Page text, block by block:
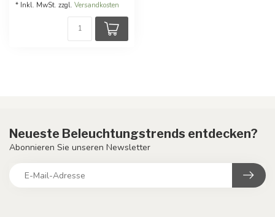
* Inkl. MwSt. zzgl. Versandkosten
Neueste Beleuchtungstrends entdecken?
Abonnieren Sie unseren Newsletter